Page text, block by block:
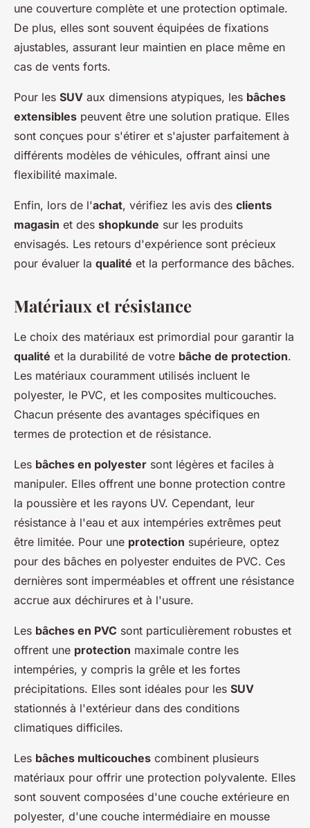
une couverture complète et une protection optimale.
De plus, elles sont souvent équipées de fixations
ajustables, assurant leur maintien en place même en
cas de vents forts.
Pour les SUV aux dimensions atypiques, les bâches
extensibles peuvent être une solution pratique. Elles
sont conçues pour s'étirer et s'ajuster parfaitement à
différents modèles de véhicules, offrant ainsi une
flexibilité maximale.
Enfin, lors de l'achat, vérifiez les avis des clients
magasin et des shopkunde sur les produits
envisagés. Les retours d'expérience sont précieux
pour évaluer la qualité et la performance des bâches.
Matériaux et résistance
Le choix des matériaux est primordial pour garantir la
qualité et la durabilité de votre bâche de protection.
Les matériaux couramment utilisés incluent le
polyester, le PVC, et les composites multicouches.
Chacun présente des avantages spécifiques en
termes de protection et de résistance.
Les bâches en polyester sont légères et faciles à
manipuler. Elles offrent une bonne protection contre
la poussière et les rayons UV. Cependant, leur
résistance à l'eau et aux intempéries extrêmes peut
être limitée. Pour une protection supérieure, optez
pour des bâches en polyester enduites de PVC. Ces
dernières sont imperméables et offrent une résistance
accrue aux déchirures et à l'usure.
Les bâches en PVC sont particulièrement robustes et
offrent une protection maximale contre les
intempéries, y compris la grêle et les fortes
précipitations. Elles sont idéales pour les SUV
stationnés à l'extérieur dans des conditions
climatiques difficiles.
Les bâches multicouches combinent plusieurs
matériaux pour offrir une protection polyvalente. Elles
sont souvent composées d'une couche extérieure en
polyester, d'une couche intermédiaire en mousse